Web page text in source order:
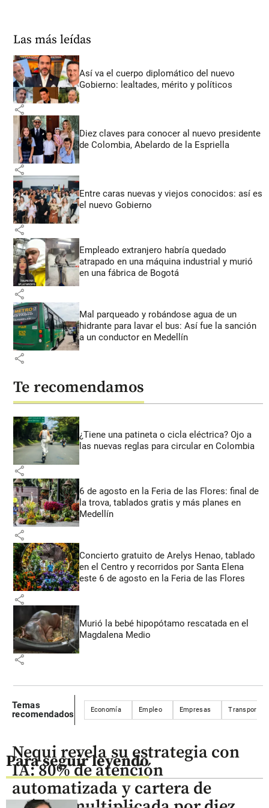
Las más leídas
Así va el cuerpo diplomático del nuevo
Gobierno: lealtades, mérito y políticos
share
Diez claves para conocer al nuevo presidente
de Colombia, Abelardo de la Espriella
share
Entre caras nuevas y viejos conocidos: así es
el nuevo Gobierno
share
Empleado extranjero habría quedado
atrapado en una máquina industrial y murió
en una fábrica de Bogotá
share
Mal parqueado y robándose agua de un
hidrante para lavar el bus: Así fue la sanción
a un conductor en Medellín
share
Te recomendamos
¿Tiene una patineta o cicla eléctrica? Ojo a
las nuevas reglas para circular en Colombia
share
6 de agosto en la Feria de las Flores: final de
la trova, tablados gratis y más planes en
Medellín
share
Concierto gratuito de Arelys Henao, tablado
en el Centro y recorridos por Santa Elena
este 6 de agosto en la Feria de las Flores
share
Murió la bebé hipopótamo rescatada en el
Magdalena Medio
share
Temas
recomendados
Economía Empleo Empresas Transporte
Para seguir leyendo
Nequi revela su estrategia con
IA: 80% de atención
automatizada y cartera de